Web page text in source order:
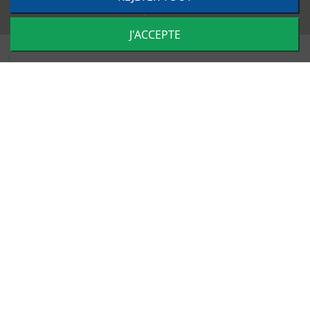
Impulsion
J'ACCEPTE